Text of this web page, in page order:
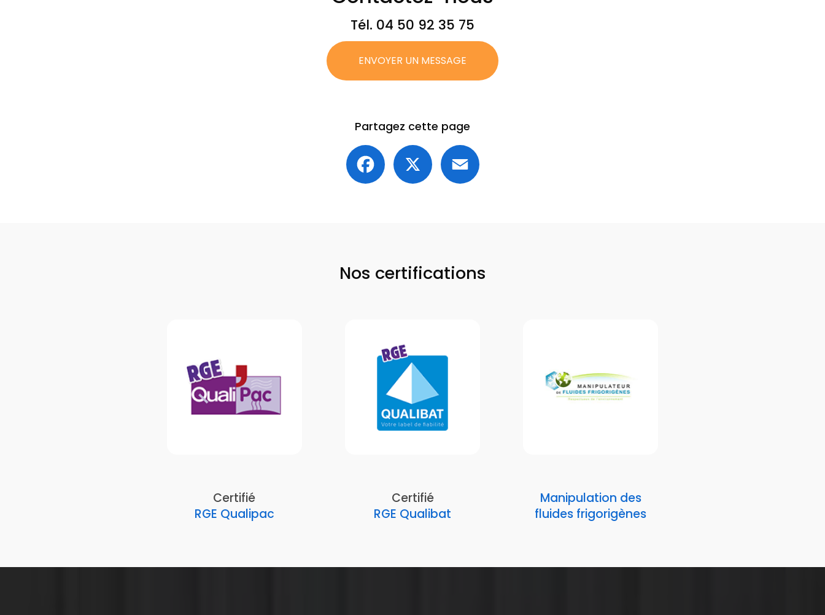
Tél. 04 50 92 35 75
ENVOYER UN MESSAGE
Partagez cette page
Facebook
Nos certifications
Certifié
RGE Qualipac
Certifié
RGE Qualibat
Manipulation des
fluides frigorigènes